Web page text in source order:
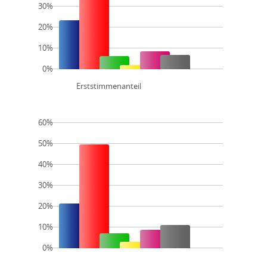
Erststimmenanteil
30%
20%
10%
0%
60%
50%
40%
30%
20%
10%
0%